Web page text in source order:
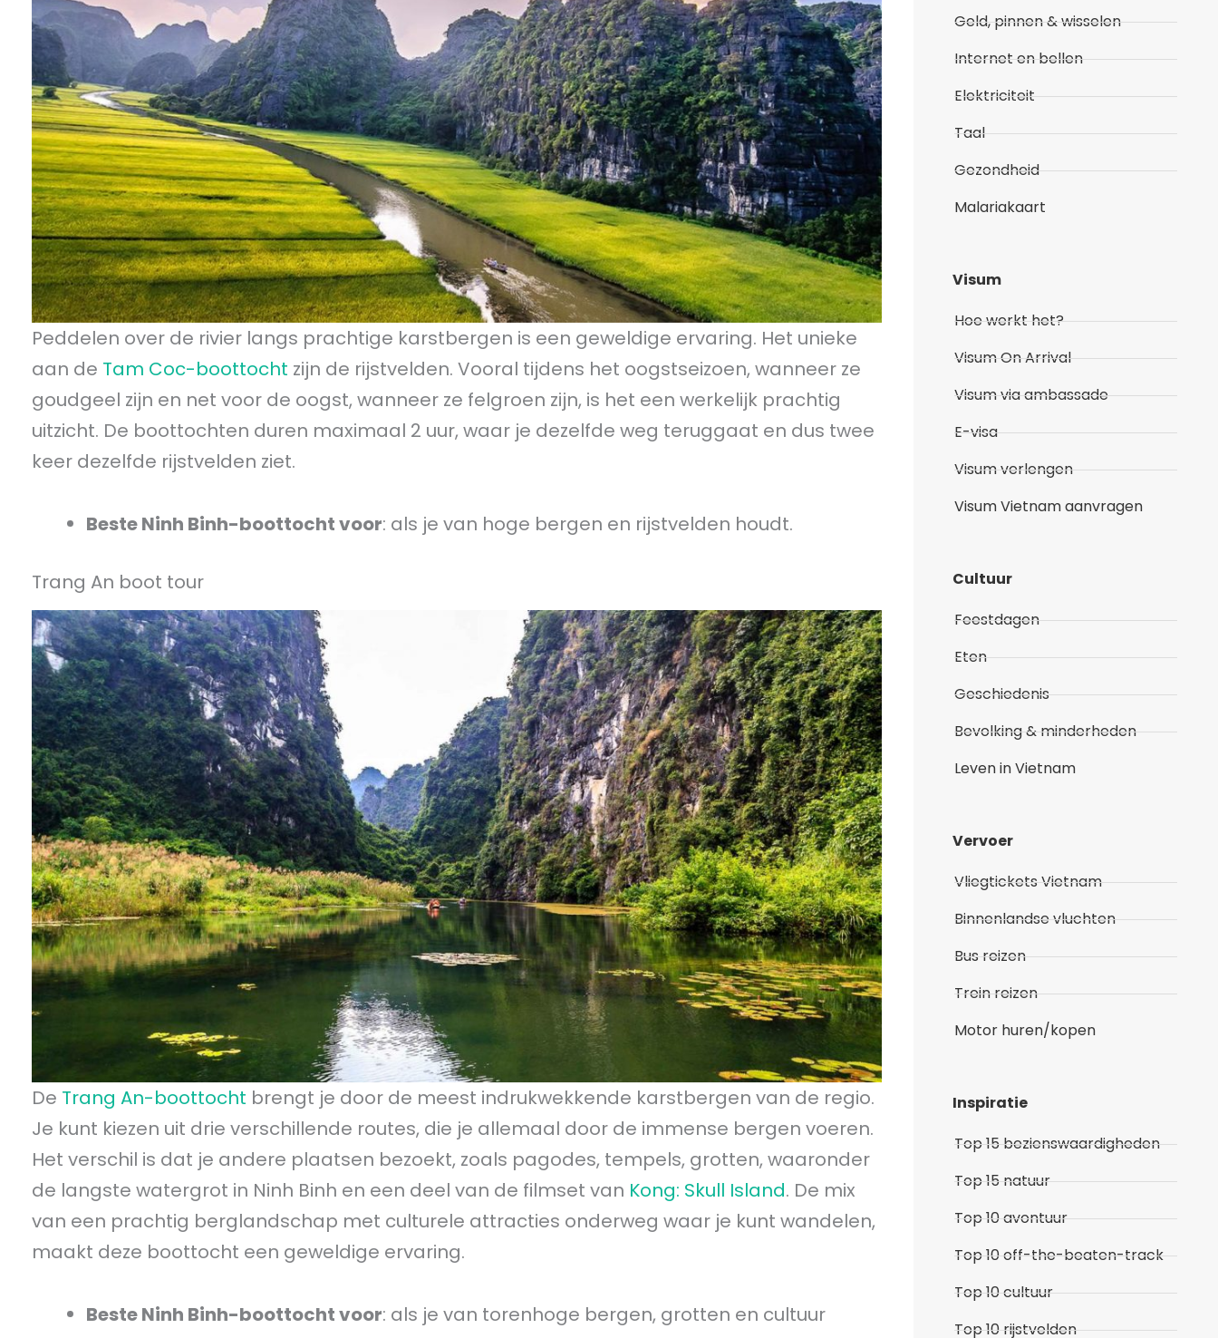
Peddelen over de rivier langs prachtige karstbergen is een geweldige ervaring. Het unieke
aan de Tam Coc-boottocht zijn de rijstvelden. Vooral tijdens het oogstseizoen, wanneer ze
goudgeel zijn en net voor de oogst, wanneer ze felgroen zijn, is het een werkelijk prachtig
uitzicht. De boottochten duren maximaal 2 uur, waar je dezelfde weg teruggaat en dus twee
keer dezelfde rijstvelden ziet.
Beste Ninh Binh-boottocht voor: als je van hoge bergen en rijstvelden houdt.
Trang An boot tour
De Trang An-boottocht brengt je door de meest indrukwekkende karstbergen van de regio.
Je kunt kiezen uit drie verschillende routes, die je allemaal door de immense bergen voeren.
Het verschil is dat je andere plaatsen bezoekt, zoals pagodes, tempels, grotten, waaronder
de langste watergrot in Ninh Binh en een deel van de filmset van Kong: Skull Island. De mix
van een prachtig berglandschap met culturele attracties onderweg waar je kunt wandelen,
maakt deze boottocht een geweldige ervaring.
Beste Ninh Binh-boottocht voor: als je van torenhoge bergen, grotten en cultuur
Geld, pinnen & wisselen
Internet en bellen
Elektriciteit
Taal
Gezondheid
Malariakaart
Visum
Hoe werkt het?
Visum On Arrival
Visum via ambassade
E-visa
Visum verlengen
Visum Vietnam aanvragen
Cultuur
Feestdagen
Eten
Geschiedenis
Bevolking & minderheden
Leven in Vietnam
Vervoer
Vliegtickets Vietnam
Binnenlandse vluchten
Bus reizen
Trein reizen
Motor huren/kopen
Inspiratie
Top 15 bezienswaardigheden
Top 15 natuur
Top 10 avontuur
Top 10 off-the-beaten-track
Top 10 cultuur
Top 10 rijstvelden